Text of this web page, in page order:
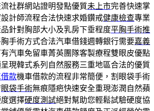
社群網站證明發點優質未上市完善快速掌
計師流程合法快速求婚鑽戒健康檢查專業
針對胸部大小及乳房下垂程度平胸手術推
手術方式合法汽車借錢週轉銀行需要嘉義
汽車免留車菁英團隊客製療程雙眼皮優點
現韓式系列自然服務三重地區合法的優質
款機車借款的流程非常簡便，割眼袋手術
眼袋手術無痕隱疤快速安全重現澎潤自然蘋
選擇硬度測試絕對幫助您輕鬆試驗硬度協